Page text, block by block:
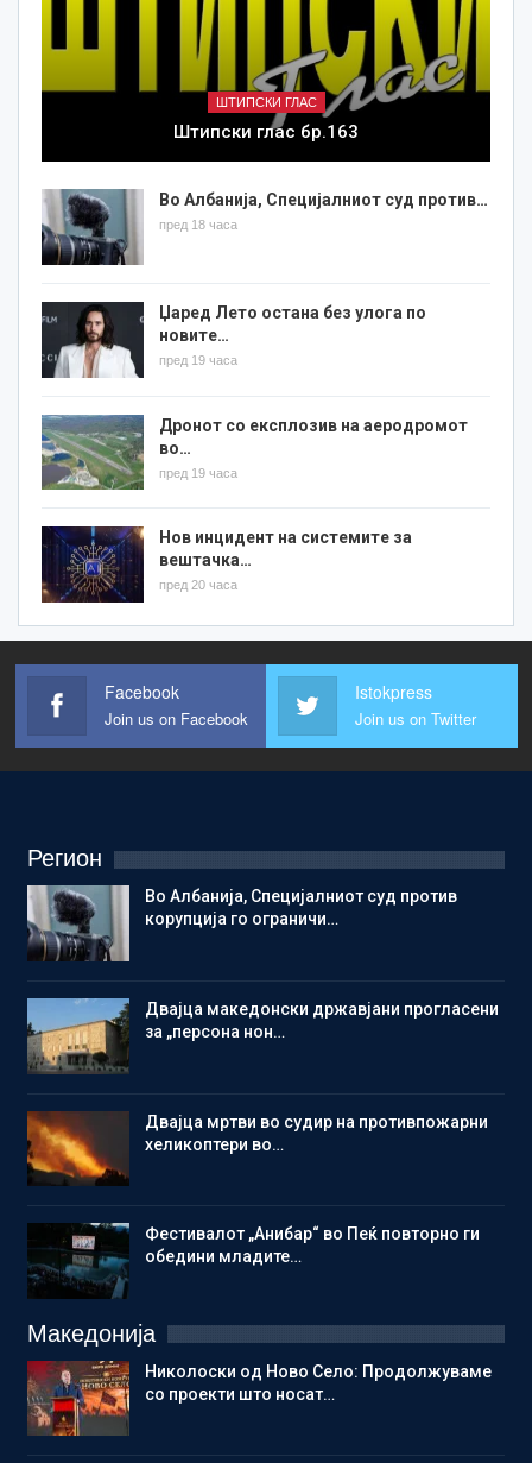
ШТИПСКИ ГЛАС
Штипски глас бр.163
Во Албанија, Специјалниот суд против…
пред 18 часа
Џаред Лето остана без улога по
новите…
пред 19 часа
Дронот со експлозив на аеродромот
во…
пред 19 часа
Нов инцидент на системите за
вештачка…
пред 20 часа
Facebook
Join us on Facebook
Istokpress
Join us on Twitter
Регион
Во Албанија, Специјалниот суд против
корупција го ограничи…
Двајца македонски државјани прогласени
за „персона нон…
Двајца мртви во судир на противпожарни
хеликоптери во…
Фестивалот „Анибар“ во Пеќ повторно ги
обедини младите…
Македонија
Николоски од Ново Село: Продолжуваме
со проекти што носат…